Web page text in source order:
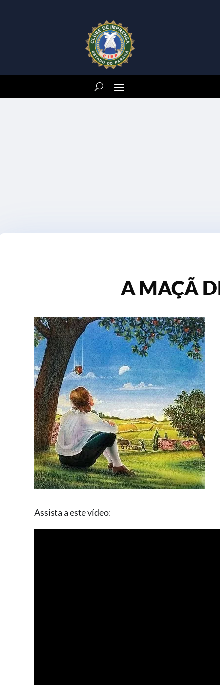
A MAÇÃ
Assista a este vídeo: